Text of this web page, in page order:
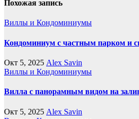
Похожая запись
Виллы и Кондоминиумы
Кондоминиум с частным парком и
Окт 5, 2025 Alex Savin
Виллы и Кондоминиумы
Вилла с панорамным видом на
Окт 5, 2025 Alex Savin